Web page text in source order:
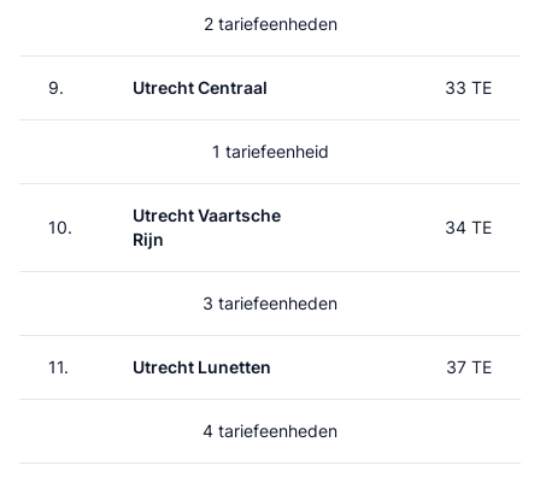
2 tariefeenheden
9. Utrecht Centraal 33 TE
1 tariefeenheid
10.
Utrecht Vaartsche
Rijn
34 TE
3 tariefeenheden
11. Utrecht Lunetten 37 TE
4 tariefeenheden